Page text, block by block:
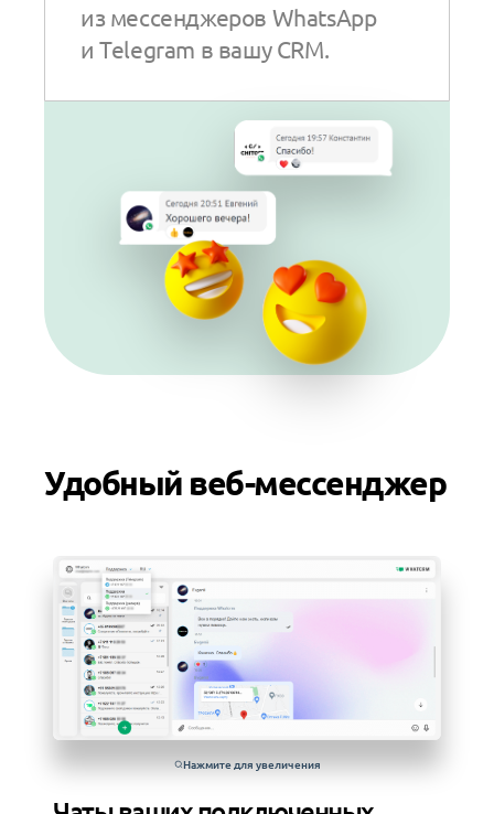
из мессенджеров WhatsApp
и Telegram в вашу CRM.
Удобный веб-мессенджер
Нажмите для увеличения